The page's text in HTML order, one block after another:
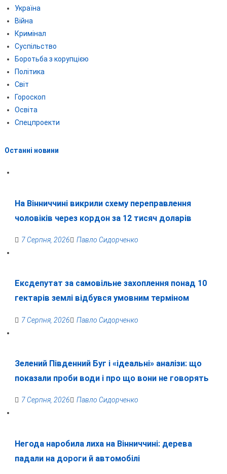
Україна
Війна
Кримінал
Суспільство
Боротьба з корупцією
Політика
Світ
Гороскоп
Освіта
Спецпроекти
Останні новини
На Вінниччині викрили схему переправлення
чоловіків через кордон за 12 тисяч доларів
7 Серпня, 2026 Павло Сидорченко
Ексдепутат за самовільне захоплення понад 10
гектарів землі відбувся умовним терміном
7 Серпня, 2026 Павло Сидорченко
Зелений Південний Буг і «ідеальні» аналізи: що
показали проби води і про що вони не говорять
7 Серпня, 2026 Павло Сидорченко
Негода наробила лиха на Вінниччині: дерева
падали на дороги й автомобілі